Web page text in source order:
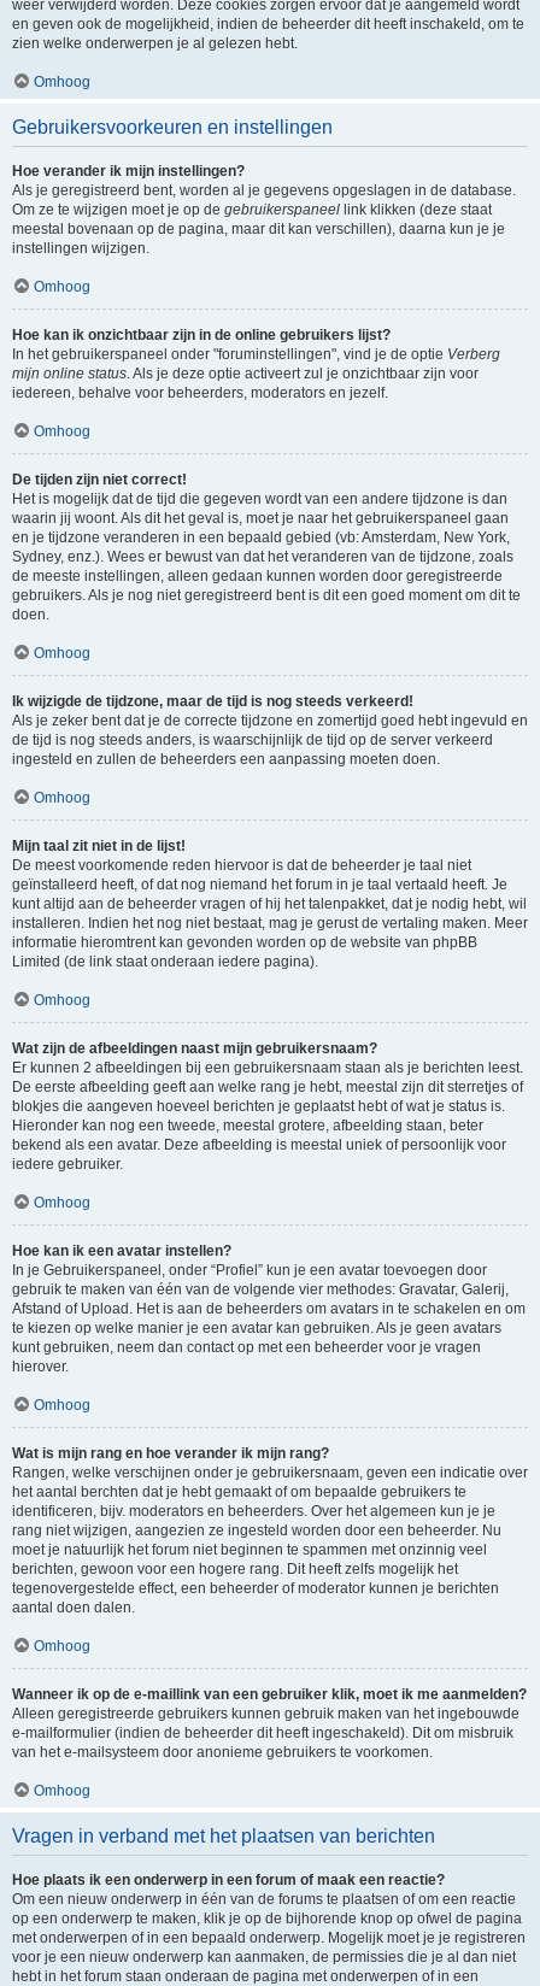
weer verwijderd worden. Deze cookies zorgen ervoor dat je aangemeld wordt
en geven ook de mogelijkheid, indien de beheerder dit heeft inschakeld, om te
zien welke onderwerpen je al gelezen hebt.
Omhoog
Gebruikersvoorkeuren en instellingen
Hoe verander ik mijn instellingen?
Als je geregistreerd bent, worden al je gegevens opgeslagen in de database.
Om ze te wijzigen moet je op de gebruikerspaneel link klikken (deze staat
meestal bovenaan op de pagina, maar dit kan verschillen), daarna kun je je
instellingen wijzigen.
Omhoog
Hoe kan ik onzichtbaar zijn in de online gebruikers lijst?
In het gebruikerspaneel onder "foruminstellingen", vind je de optie Verberg
mijn online status. Als je deze optie activeert zul je onzichtbaar zijn voor
iedereen, behalve voor beheerders, moderators en jezelf.
Omhoog
De tijden zijn niet correct!
Het is mogelijk dat de tijd die gegeven wordt van een andere tijdzone is dan
waarin jij woont. Als dit het geval is, moet je naar het gebruikerspaneel gaan
en je tijdzone veranderen in een bepaald gebied (vb: Amsterdam, New York,
Sydney, enz.). Wees er bewust van dat het veranderen van de tijdzone, zoals
de meeste instellingen, alleen gedaan kunnen worden door geregistreerde
gebruikers. Als je nog niet geregistreerd bent is dit een goed moment om dit te
doen.
Omhoog
Ik wijzigde de tijdzone, maar de tijd is nog steeds verkeerd!
Als je zeker bent dat je de correcte tijdzone en zomertijd goed hebt ingevuld en
de tijd is nog steeds anders, is waarschijnlijk de tijd op de server verkeerd
ingesteld en zullen de beheerders een aanpassing moeten doen.
Omhoog
Mijn taal zit niet in de lijst!
De meest voorkomende reden hiervoor is dat de beheerder je taal niet
geïnstalleerd heeft, of dat nog niemand het forum in je taal vertaald heeft. Je
kunt altijd aan de beheerder vragen of hij het talenpakket, dat je nodig hebt, wil
installeren. Indien het nog niet bestaat, mag je gerust de vertaling maken. Meer
informatie hieromtrent kan gevonden worden op de website van phpBB
Limited (de link staat onderaan iedere pagina).
Omhoog
Wat zijn de afbeeldingen naast mijn gebruikersnaam?
Er kunnen 2 afbeeldingen bij een gebruikersnaam staan als je berichten leest.
De eerste afbeelding geeft aan welke rang je hebt, meestal zijn dit sterretjes of
blokjes die aangeven hoeveel berichten je geplaatst hebt of wat je status is.
Hieronder kan nog een tweede, meestal grotere, afbeelding staan, beter
bekend als een avatar. Deze afbeelding is meestal uniek of persoonlijk voor
iedere gebruiker.
Omhoog
Hoe kan ik een avatar instellen?
In je Gebruikerspaneel, onder “Profiel” kun je een avatar toevoegen door
gebruik te maken van één van de volgende vier methodes: Gravatar, Galerij,
Afstand of Upload. Het is aan de beheerders om avatars in te schakelen en om
te kiezen op welke manier je een avatar kan gebruiken. Als je geen avatars
kunt gebruiken, neem dan contact op met een beheerder voor je vragen
hierover.
Omhoog
Wat is mijn rang en hoe verander ik mijn rang?
Rangen, welke verschijnen onder je gebruikersnaam, geven een indicatie over
het aantal berchten dat je hebt gemaakt of om bepaalde gebruikers te
identificeren, bijv. moderators en beheerders. Over het algemeen kun je je
rang niet wijzigen, aangezien ze ingesteld worden door een beheerder. Nu
moet je natuurlijk het forum niet beginnen te spammen met onzinnig veel
berichten, gewoon voor een hogere rang. Dit heeft zelfs mogelijk het
tegenovergestelde effect, een beheerder of moderator kunnen je berichten
aantal doen dalen.
Omhoog
Wanneer ik op de e-maillink van een gebruiker klik, moet ik me aanmelden?
Alleen geregistreerde gebruikers kunnen gebruik maken van het ingebouwde
e-mailformulier (indien de beheerder dit heeft ingeschakeld). Dit om misbruik
van het e-mailsysteem door anonieme gebruikers te voorkomen.
Omhoog
Vragen in verband met het plaatsen van berichten
Hoe plaats ik een onderwerp in een forum of maak een reactie?
Om een nieuw onderwerp in één van de forums te plaatsen of om een reactie
op een onderwerp te maken, klik je op de bijhorende knop op ofwel de pagina
met onderwerpen of in een bepaald onderwerp. Mogelijk moet je je registreren
voor je een nieuw onderwerp kan aanmaken, de permissies die je al dan niet
hebt in het forum staan onderaan de pagina met onderwerpen of in een